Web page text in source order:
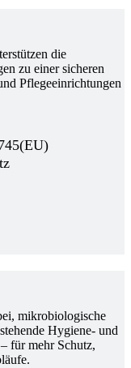
die
zu einer sicheren
Pflegeeinrichtungen
mikrobiologische
Hygiene- und
für mehr Schutz,